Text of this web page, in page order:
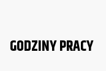
GODZINY PRACY